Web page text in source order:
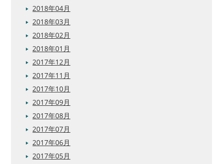
2018年04月
2018年03月
2018年02月
2018年01月
2017年12月
2017年11月
2017年10月
2017年09月
2017年08月
2017年07月
2017年06月
2017年05月